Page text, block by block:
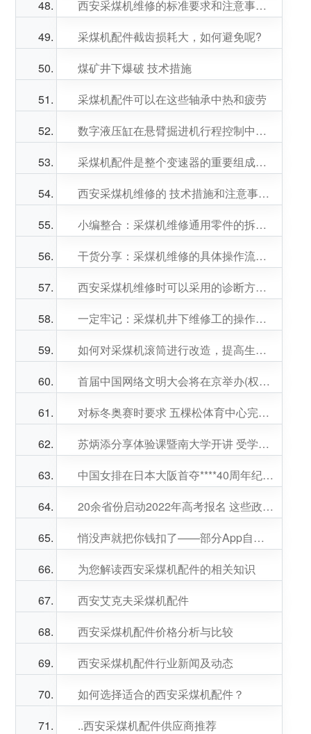
西安采煤机维修的标准要求和注意事项。
采煤机配件截齿损耗大，如何避免呢?
煤矿井下爆破 技术措施
采煤机配件可以在这些轴承中热和疲劳
数字液压缸在悬臂掘进机行程控制中的应用
采煤机配件是整个变速器的重要组成部分吗
西安采煤机维修的 技术措施和注意事项。
小编整合：采煤机维修通用零件的拆卸工艺。
干货分享：采煤机维修的具体操作流程。
西安采煤机维修时可以采用的诊断方法有哪些?
一定牢记：采煤机井下维修工的操作章程。
如何对采煤机滚筒进行改造，提高生产效率?
首届中国网络文明大会将在京举办(权威发布)
对标冬奥赛时要求 五棵松体育中心完成实战演练
苏炳添分享体验课暨南大学开讲 受学生追捧
中国女排在日本大阪首夺****40周年纪念活动举行
20余省份启动2022年高考报名 这些政策要注意
悄没声就把你钱扣了——部分App自动续费“坑人套路”调查
为您解读西安采煤机配件的相关知识
西安艾克夫采煤机配件
西安采煤机配件价格分析与比较
西安采煤机配件行业新闻及动态
如何选择适合的西安采煤机配件？
..西安采煤机配件供应商推荐